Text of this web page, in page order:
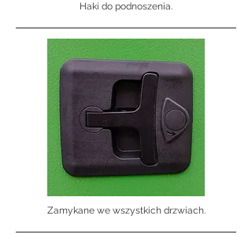
Haki do podnoszenia.
Zamykane we wszystkich drzwiach.